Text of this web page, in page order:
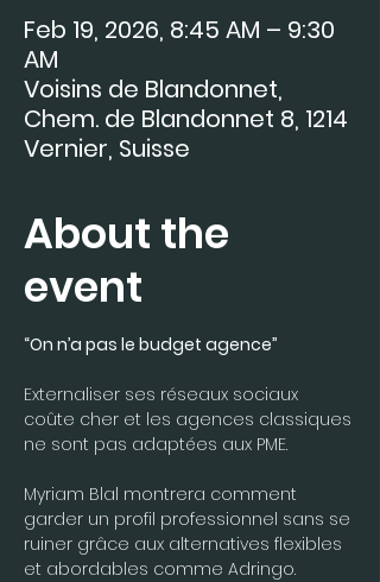
Feb 19, 2026, 8:45 AM – 9:30
AM
Voisins de Blandonnet,
Chem. de Blandonnet 8, 1214
Vernier, Suisse
About the
event
“On n’a pas le budget agence”
Externaliser ses réseaux sociaux
coûte cher et les agences classiques
ne sont pas adaptées aux PME.
Myriam Blal montrera comment
garder un profil professionnel sans se
ruiner grâce aux alternatives flexibles
et abordables comme Adringo.